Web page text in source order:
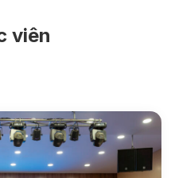
viên